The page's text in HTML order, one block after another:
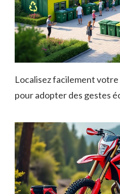
Localisez facilement
pour adopter des gestes